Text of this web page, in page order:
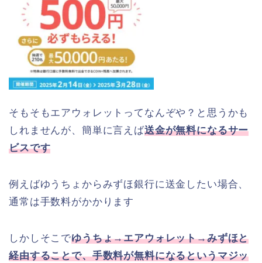
そもそもエアウォレットってなんぞや？と思うかも
しれませんが、簡単に言えば送金が無料になるサー
ビスです
例えばゆうちょからみずほ銀行に送金したい場合、
通常は手数料がかかります
しかしそこでゆうちょ→エアウォレット→みずほと
経由することで、手数料が無料になるというマジッ